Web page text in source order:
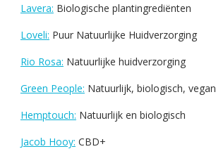
Lavera: Biologische plantingrediënten
Loveli: Puur Natuurlijke Huidverzorging
Rio Rosa: Natuurlijke huidverzorging
Green People: Natuurlijk, biologisch, vegan
Hemptouch: Natuurlijk en biologisch
Jacob Hooy: CBD+